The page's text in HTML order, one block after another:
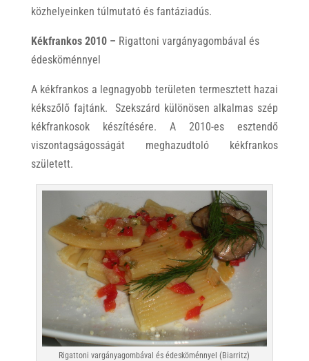
közhelyeinken túlmutató és fantáziadús.
Kékfrankos 2010 – Rigattoni vargányagombával és
édesköménnyel
A kékfrankos a legnagyobb területen termesztett hazai
kékszőlő fajtánk. Szekszárd különösen alkalmas szép
kékfrankosok készítésére. A 2010-es esztendő
viszontagságosságát meghazudtoló kékfrankos
született.
Rigattoni vargányagombával és édesköménnyel (Biarritz)